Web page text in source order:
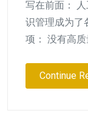
写在前面：
识管理成为了
项： 没有高
Continue